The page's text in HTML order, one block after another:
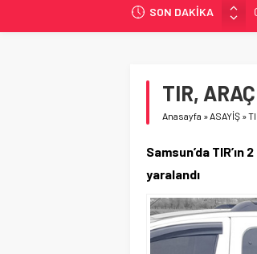
SON DAKİKA
TIR,
Anasayfa »ASAYİŞ »
Samsun’da
yaralandı